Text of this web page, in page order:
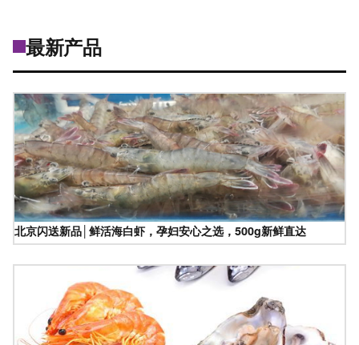
最新产品
北京闪送新品│鲜活海白虾，孕妇安心之选，500g新鲜直达